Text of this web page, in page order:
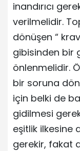
inandırıcı
verilmelidir.
dönüşen “
gibisinden bir
önlenmelidir.
bir soruna
için belki de
gidilmesi
eşitlik ilkesine
gerekir, fakat